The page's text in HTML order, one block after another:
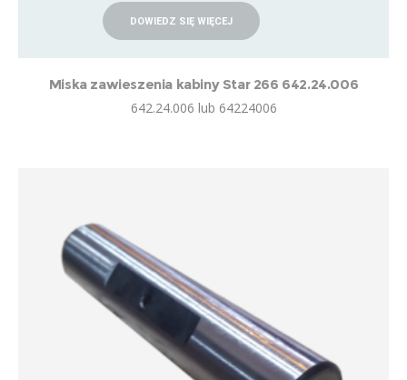
DOWIEDZ SIĘ WIĘCEJ
Miska zawieszenia kabiny Star 266 642.24.006
642.24.006 lub 64224006